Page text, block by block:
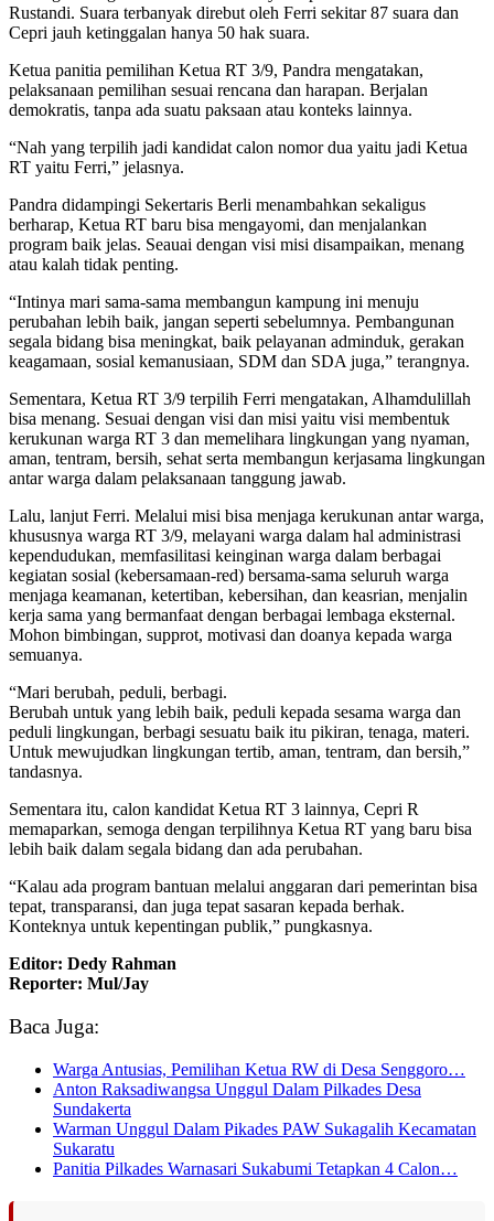
Rustandi. Suara terbanyak direbut oleh Ferri sekitar 87 suara dan
Cepri jauh ketinggalan hanya 50 hak suara.
Ketua panitia pemilihan Ketua RT 3/9, Pandra mengatakan,
pelaksanaan pemilihan sesuai rencana dan harapan. Berjalan
demokratis, tanpa ada suatu paksaan atau konteks lainnya.
“Nah yang terpilih jadi kandidat calon nomor dua yaitu jadi Ketua
RT yaitu Ferri,” jelasnya.
Pandra didampingi Sekertaris Berli menambahkan sekaligus
berharap, Ketua RT baru bisa mengayomi, dan menjalankan
program baik jelas. Seauai dengan visi misi disampaikan, menang
atau kalah tidak penting.
“Intinya mari sama-sama membangun kampung ini menuju
perubahan lebih baik, jangan seperti sebelumnya. Pembangunan
segala bidang bisa meningkat, baik pelayanan adminduk, gerakan
keagamaan, sosial kemanusiaan, SDM dan SDA juga,” terangnya.
Sementara, Ketua RT 3/9 terpilih Ferri mengatakan, Alhamdulillah
bisa menang. Sesuai dengan visi dan misi yaitu visi membentuk
kerukunan warga RT 3 dan memelihara lingkungan yang nyaman,
aman, tentram, bersih, sehat serta membangun kerjasama lingkungan
antar warga dalam pelaksanaan tanggung jawab.
Lalu, lanjut Ferri. Melalui misi bisa menjaga kerukunan antar warga,
khususnya warga RT 3/9, melayani warga dalam hal administrasi
kependudukan, memfasilitasi keinginan warga dalam berbagai
kegiatan sosial (kebersamaan-red) bersama-sama seluruh warga
menjaga keamanan, ketertiban, kebersihan, dan keasrian, menjalin
kerja sama yang bermanfaat dengan berbagai lembaga eksternal.
Mohon bimbingan, supprot, motivasi dan doanya kepada warga
semuanya.
“Mari berubah, peduli, berbagi.
Berubah untuk yang lebih baik, peduli kepada sesama warga dan
peduli lingkungan, berbagi sesuatu baik itu pikiran, tenaga, materi.
Untuk mewujudkan lingkungan tertib, aman, tentram, dan bersih,”
tandasnya.
Sementara itu, calon kandidat Ketua RT 3 lainnya, Cepri R
memaparkan, semoga dengan terpilihnya Ketua RT yang baru bisa
lebih baik dalam segala bidang dan ada perubahan.
“Kalau ada program bantuan melalui anggaran dari pemerintan bisa
tepat, transparansi, dan juga tepat sasaran kepada berhak.
Konteknya untuk kepentingan publik,” pungkasnya.
Editor: Dedy Rahman
Reporter: Mul/Jay
Baca Juga:
Warga Antusias, Pemilihan Ketua RW di Desa Senggoro…
Anton Raksadiwangsa Unggul Dalam Pilkades Desa
Sundakerta
Warman Unggul Dalam Pikades PAW Sukagalih Kecamatan
Sukaratu
Panitia Pilkades Warnasari Sukabumi Tetapkan 4 Calon…